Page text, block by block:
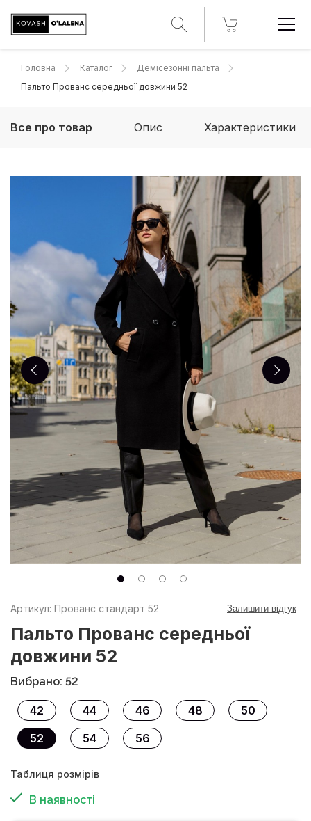
Головна Каталог
Демісезонні пальта
Пальто Прованс середньої довжини 52
Все про товар Опис Характеристики
Артикул: Прованс стандарт 52 Залишити відгук
Пальто Прованс середньої
довжини 52
Вибрано: 52
42 44 46 48
50
52
54 56
Таблиця розмірів
В наявності